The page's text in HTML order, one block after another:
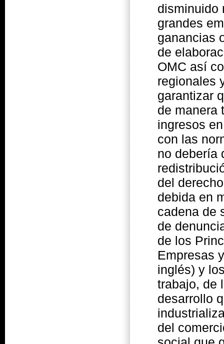
disminuido
grandes
ganancias
de
OMC así
regionales
garantizar
de manera
ingresos
con las
no debería
del
debida en
cadena de
de
de los
Empresas
inglés) y
trabajo, de
desarrollo
del